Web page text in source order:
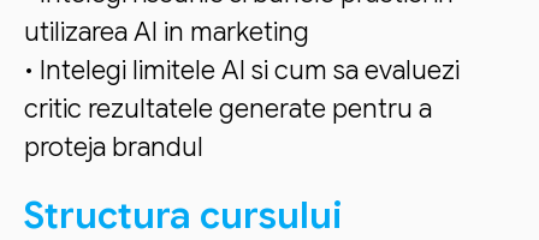
utilizarea AI in marketing
• Intelegi limitele AI si cum sa evaluezi
critic rezultatele generate pentru a
proteja brandul
Structura cursului